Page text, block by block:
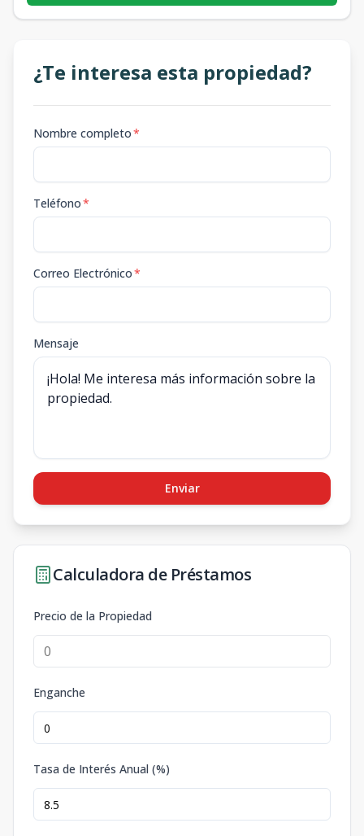
¿Te interesa esta propiedad?
Nombre completo*
Teléfono*
Correo Electrónico*
Mensaje
Enviar
Calculadora de Préstamos
Precio de la Propiedad
Enganche
Tasa de Interés Anual (%)